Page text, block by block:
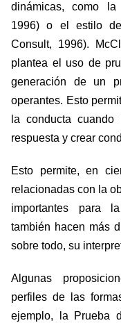
dinámicas, como la
1996) o el estilo de
Consult, 1996).
plantea el uso de
generación de un
operantes. Esto
la conducta
respuesta y crear
Esto permite, en
relacionadas con la
importantes para
también hacen más
sobre todo, su
Algunas
perfiles de las
ejemplo, la Prueba